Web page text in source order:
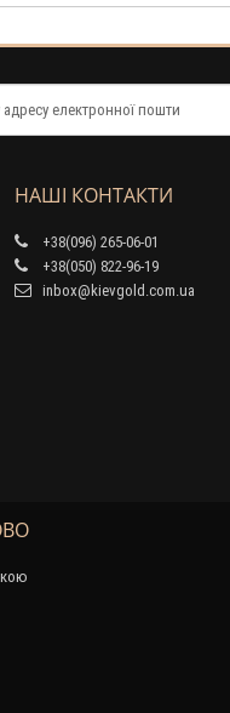
НАШІ КОНТАКТИ
+38(096) 265-06-01
+38(050) 822-96-19
inbox@kievgold.com.ua